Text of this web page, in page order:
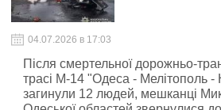
04.07.2026 в 17:03
Після смертельної дорожньо-
трасі М-14 "Одеса - Мелітополь -
загинули 12 людей, мешканці